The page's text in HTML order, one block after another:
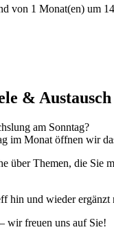
von 1 Monat(en) um
&
am Sonntag?
im Monat öffnen wir
über Themen, die Sie
hin und wieder
wir freuen uns auf Sie!